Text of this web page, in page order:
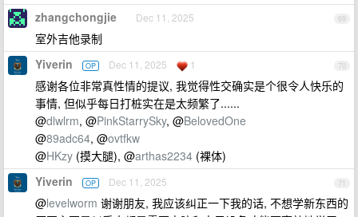
69
zhangchongjie Dec 11, 2025
室外吉他录制
70
Yiverin OP Dec 11, 2025 1
感谢各位非常真性情的提议, 我觉得性交确实是个很令人快乐的
事情, 但似乎每日打桩实在是太频繁了......
@dlwlrm, @PinkStarrySky, @BelovedOne
@89adc64, @ovtfkw
@HKzy (摸大腿), @arthas2234 (裸体)
71
Yiverin OP Dec 11, 2025
@levelworm 谢谢朋友, 我应该纠正一下我的话, 不想学新东西的